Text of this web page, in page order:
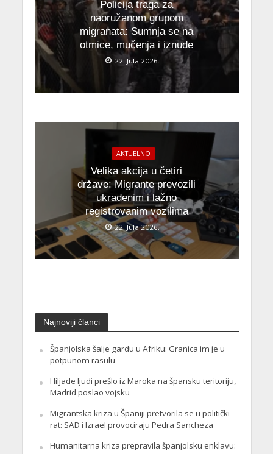
Policija traga za
naoružanom grupom
migranata: Sumnja se na
otmice, mučenja i iznude
22. Jula 2026.
AKTUELNO
Velika akcija u četiri
države: Migrante prevozili
ukradenim i lažno
registrovanim vozilima
22. Jula 2026.
Najnoviji članci
Španjolska šalje gardu u Afriku: Granica im je u
potpunom rasulu
Hiljade ljudi prešlo iz Maroka na špansku teritoriju,
Madrid poslao vojsku
Migrantska kriza u Španiji pretvorila se u politički
rat: SAD i Izrael provociraju Pedra Sancheza
Humanitarna kriza prepravila španjolsku enklavu: